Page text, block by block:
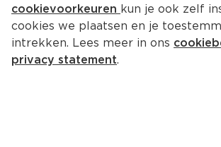
cookievoorkeuren kun je ook zelf
cookies we plaatsen en je
intrekken. Lees meer in ons
privacy statement.